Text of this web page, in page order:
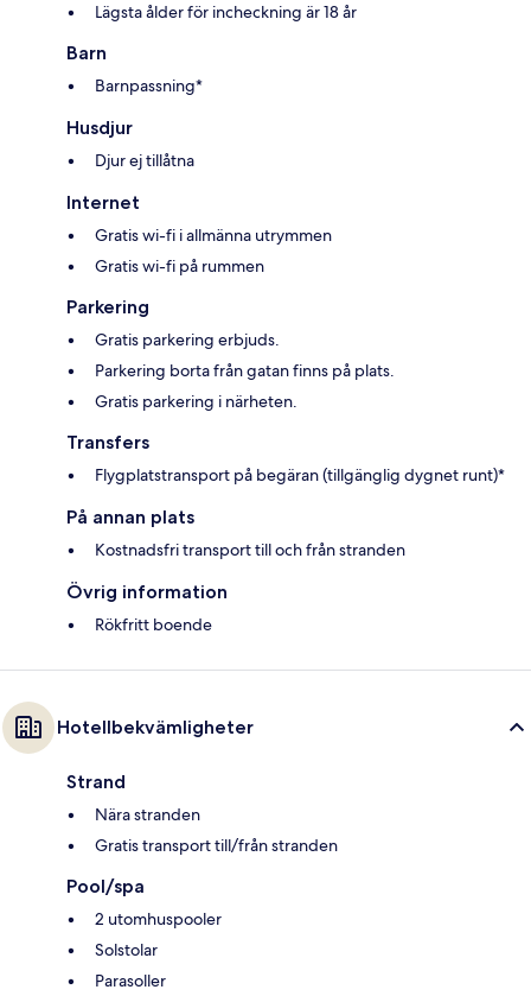
Lägsta ålder för incheckning är 18 år
Barn
Barnpassning*
Husdjur
Djur ej tillåtna
Internet
Gratis wi-fi i allmänna utrymmen
Gratis wi-fi på rummen
Parkering
Gratis parkering erbjuds.
Parkering borta från gatan finns på plats.
Gratis parkering i närheten.
Transfers
Flygplatstransport på begäran (tillgänglig dygnet runt)*
På annan plats
Kostnadsfri transport till och från stranden
Övrig information
Rökfritt boende
Hotellbekvämligheter
Strand
Nära stranden
Gratis transport till/från stranden
Pool/spa
2 utomhuspooler
Solstolar
Parasoller